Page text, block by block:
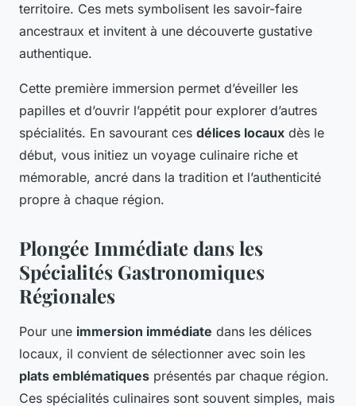
territoire. Ces mets symbolisent les savoir-faire
ancestraux et invitent à une découverte gustative
authentique.
Cette première immersion permet d’éveiller les
papilles et d’ouvrir l’appétit pour explorer d’autres
spécialités. En savourant ces délices locaux dès le
début, vous initiez un voyage culinaire riche et
mémorable, ancré dans la tradition et l’authenticité
propre à chaque région.
Plongée Immédiate dans les
Spécialités Gastronomiques
Régionales
Pour une immersion immédiate dans les délices
locaux, il convient de sélectionner avec soin les
plats emblématiques présentés par chaque région.
Ces spécialités culinaires sont souvent simples, mais